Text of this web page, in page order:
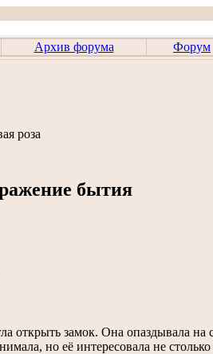
Архив форума Форум
роза
бытия
открыть замок. Она опаздывала на
но её интересовала не столько